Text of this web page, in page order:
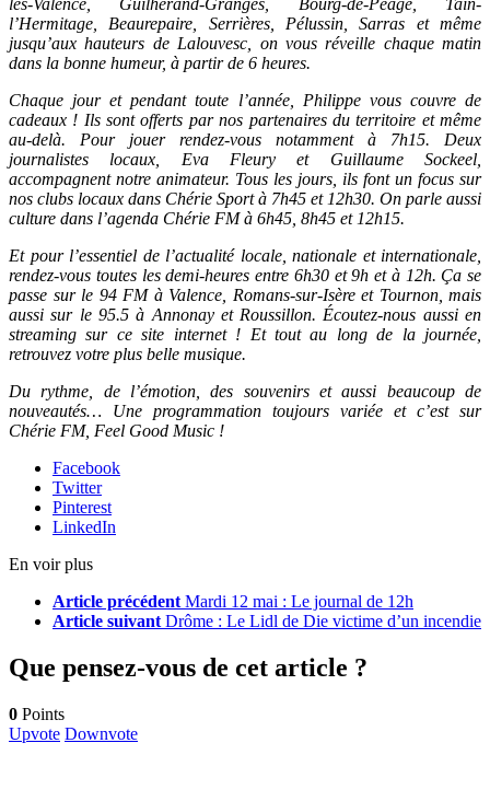
lès-Valence, Guilherand-Granges, Bourg-de-Péage, Tain-
l’Hermitage, Beaurepaire, Serrières, Pélussin, Sarras et même
jusqu’aux hauteurs de Lalouvesc, on vous réveille chaque matin
dans la bonne humeur, à partir de 6 heures.
Chaque jour et pendant toute l’année, Philippe vous couvre de
cadeaux ! Ils sont offerts par nos partenaires du territoire et même
au-delà. Pour jouer rendez-vous notamment à 7h15. Deux
journalistes locaux, Eva Fleury et Guillaume Sockeel,
accompagnent notre animateur. Tous les jours, ils font un focus sur
nos clubs locaux dans Chérie Sport à 7h45 et 12h30. On parle aussi
culture dans l’agenda Chérie FM à 6h45, 8h45 et 12h15.
Et pour l’essentiel de l’actualité locale, nationale et internationale,
rendez-vous toutes les demi-heures entre 6h30 et 9h et à 12h. Ça se
passe sur le 94 FM à Valence, Romans-sur-Isère et Tournon, mais
aussi sur le 95.5 à Annonay et Roussillon. Écoutez-nous aussi en
streaming sur ce site internet ! Et tout au long de la journée,
retrouvez votre plus belle musique.
Du rythme, de l’émotion, des souvenirs et aussi beaucoup de
nouveautés… Une programmation toujours variée et c’est sur
Chérie FM, Feel Good Music !
Facebook
Twitter
Pinterest
LinkedIn
En voir plus
Article précédent Mardi 12 mai : Le journal de 12h
Article suivant Drôme : Le Lidl de Die victime d’un incendie
Que pensez-vous de cet article ?
0 Points
Upvote Downvote